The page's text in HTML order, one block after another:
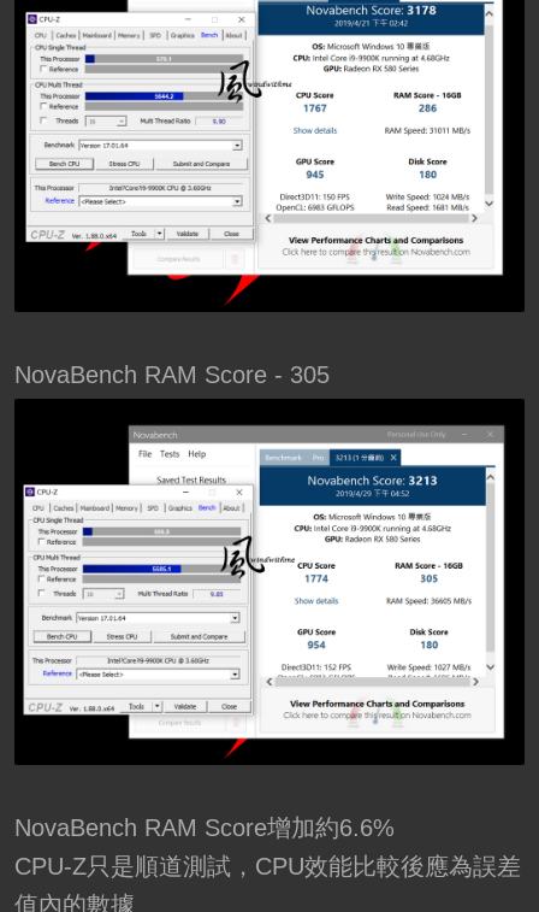
NovaBench RAM Score - 305
NovaBench RAM Score增加約6.6%
CPU-Z只是順道測試，CPU效能比較後應為誤差
值內的數據